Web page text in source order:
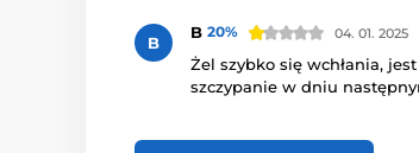
B
B 20% 04. 01. 2025
Żel szybko się wchłania,
szczypanie w dniu